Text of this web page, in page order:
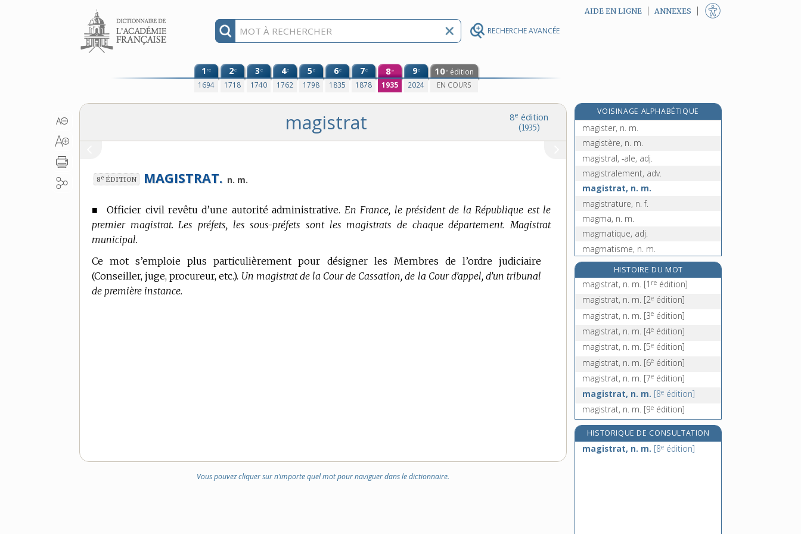
RECHERCHE AVANCÉE
Aller au contenu AIDE EN LIGNE ANNEXES
1re
1694
2e
1718
3e
1740
4e
1762
5e
1798
6e
1835
7e
1878
8e
1935
9e
2024
10e édition
EN COURS
8e édition
(1935)
magistrat
8e ÉDITION MAGISTRAT. n. m.
■Officier civil revêtu d’une autorité administrative. En France, le président de la République est le
premier magistrat. Les préfets, les sous-préfets sont les magistrats de chaque département. Magistrat
municipal.
Ce mot s’emploie plus particulièrement pour désigner les Membres de l’ordre judiciaire
(Conseiller, juge, procureur, etc.). Un magistrat de la Cour de Cassation, de la Cour d’appel, d’un tribunal
de première instance.
Vous pouvez cliquer sur n’importe quel mot pour naviguer dans le dictionnaire.
VOISINAGE ALPHABÉTIQUE
magisme, n. m. [7eédition]
magister, n. m.
magistère, n. m.
magistral, -ale, adj.
magistralement, adv.
magistrat, n. m.
magistrature, n. f.
magma, n. m.
magmatique, adj.
magmatisme, n. m.
magnan, n. m.
magnanarelle, n. f.
magnanerie, n. f.
magnanime, adj.
HISTOIRE DU MOT
magistrat, n. m. [1 re édition]
magistrat, n. m. [2e édition]
magistrat, n. m. [3e édition]
magistrat, n. m. [4e édition]
magistrat, n. m. [5e édition]
magistrat, n. m. [6e édition]
magistrat, n. m. [7e édition]
magistrat, n. m. [8e édition]
magistrat, n. m. [9e édition]
HISTORIQUE DE CONSULTATION
magistrat, n. m. [8e édition]